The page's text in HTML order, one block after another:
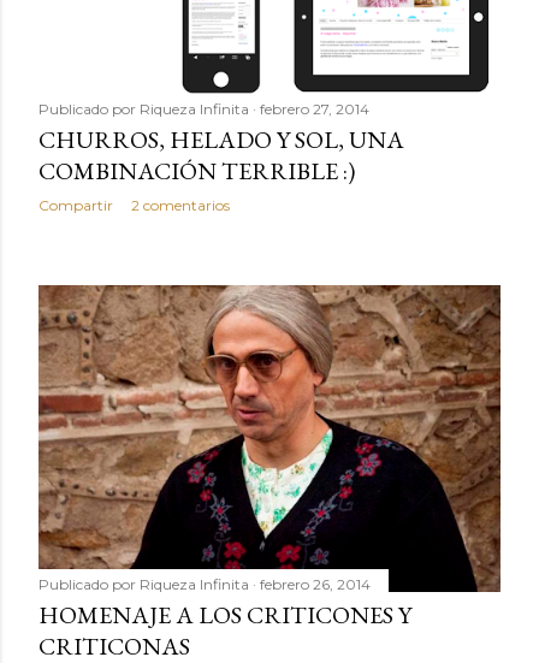
Publicado por Riqueza Infinita febrero 27, 2014
CHURROS, HELADO Y SOL, UNA
COMBINACIÓN TERRIBLE :)
Compartir 2 comentarios
Publicado por Riqueza Infinita febrero 26, 2014
HOMENAJE A LOS CRITICONES Y
CRITICONAS